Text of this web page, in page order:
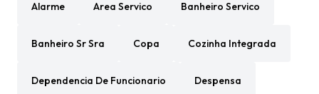
Alarme Area Servico Banheiro Servico
Banheiro Sr Sra Copa Cozinha Integrada
Dependencia De Funcionario Despensa